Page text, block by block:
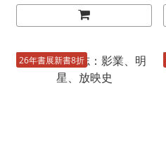
26年書展新書8折